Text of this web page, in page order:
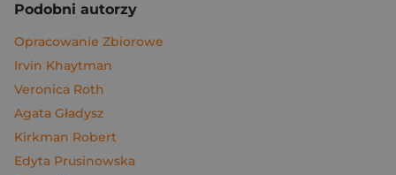
Podobni autorzy
Opracowanie Zbiorowe
Irvin Khaytman
Veronica Roth
Agata Gładysz
Kirkman Robert
Edyta Prusinowska